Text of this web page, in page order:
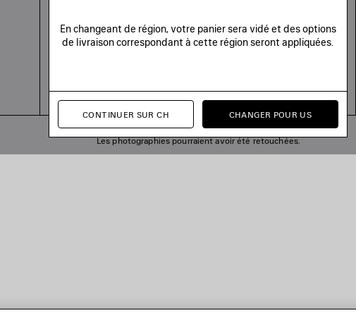
© 2026 Balenciaga
Les photographies pourraient avoir été retouchées.
En changeant de région, votre panier sera vidé et des options
de livraison correspondant à cette région seront appliquées.
CONTINUER SUR CH CHANGER POUR US